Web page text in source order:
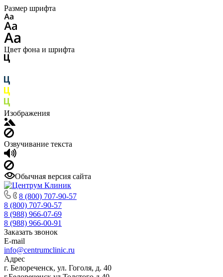
Размер шрифта
Цвет фона и шрифта
Изображения
Озвучивание текста
Обычная версия сайта
8 (800) 707-90-57
8 (800) 707-90-57
8 (988) 966-07-69
8 (988) 966-00-91
Заказать звонок
E-mail
info@centrumclinic.ru
Адрес
г. Белореченск, ул. Гоголя, д. 40